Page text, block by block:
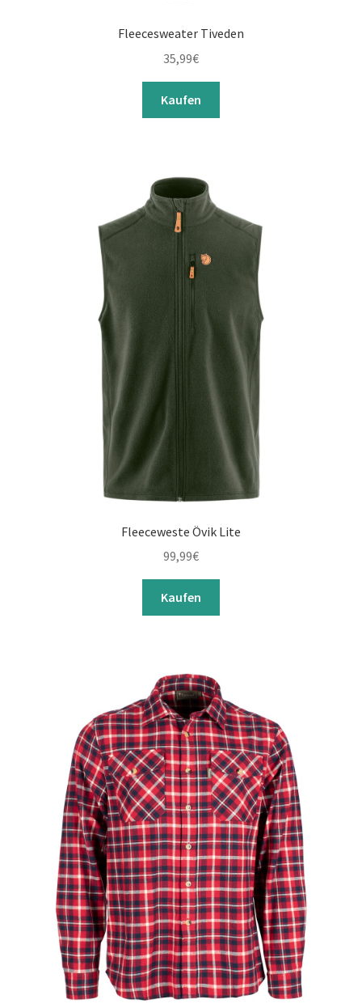
Fleecesweater Tiveden
35,99€
Kaufen
Fleeceweste Övik Lite
99,99€
Kaufen